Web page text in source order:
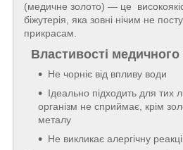
(медичне золото) — це
біжутерія, яка зовні нічим не
прикрасам.
Властивості медичного
Не чорніє від впливу води
Ідеально підходить для тих
організм не сприймає, крім
металу
Не викликає алергічну